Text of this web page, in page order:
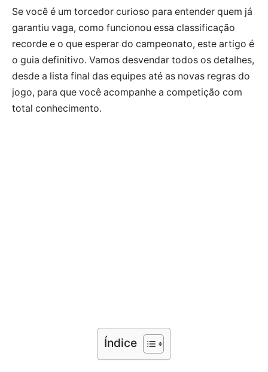
Se você é um torcedor curioso para entender quem já
garantiu vaga, como funcionou essa classificação
recorde e o que esperar do campeonato, este artigo é
o guia definitivo. Vamos desvendar todos os detalhes,
desde a lista final das equipes até as novas regras do
jogo, para que você acompanhe a competição com
total conhecimento.
Índice